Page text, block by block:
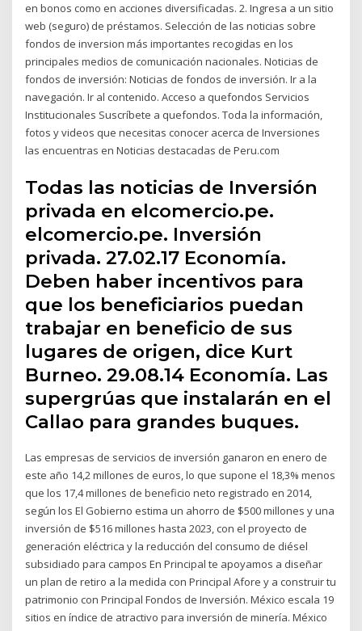
en bonos como en acciones diversificadas. 2. Ingresa a un sitio
web (seguro) de préstamos. Selección de las noticias sobre
fondos de inversion más importantes recogidas en los
principales medios de comunicación nacionales. Noticias de
fondos de inversión: Noticias de fondos de inversión. Ir a la
navegación. Ir al contenido. Acceso a quefondos Servicios
Institucionales Suscríbete a quefondos. Toda la información,
fotos y videos que necesitas conocer acerca de Inversiones
las encuentras en Noticias destacadas de Peru.com
Todas las noticias de Inversión
privada en elcomercio.pe.
elcomercio.pe. Inversión
privada. 27.02.17 Economía.
Deben haber incentivos para
que los beneficiarios puedan
trabajar en beneficio de sus
lugares de origen, dice Kurt
Burneo. 29.08.14 Economía. Las
supergrúas que instalarán en el
Callao para grandes buques.
Las empresas de servicios de inversión ganaron en enero de
este año 14,2 millones de euros, lo que supone el 18,3% menos
que los 17,4 millones de beneficio neto registrado en 2014,
según los El Gobierno estima un ahorro de $500 millones y una
inversión de $516 millones hasta 2023, con el proyecto de
generación eléctrica y la reducción del consumo de diésel
subsidiado para campos En Principal te apoyamos a diseñar
un plan de retiro a la medida con Principal Afore y a construir tu
patrimonio con Principal Fondos de Inversión. México escala 19
sitios en índice de atractivo para inversión de minería. México